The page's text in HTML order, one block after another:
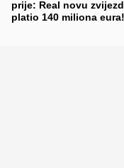
prije: Real novu
platio 140 miliona eura!